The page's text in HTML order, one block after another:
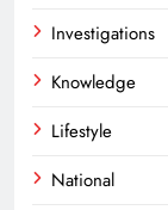
Investigations
Knowledge
Lifestyle
National